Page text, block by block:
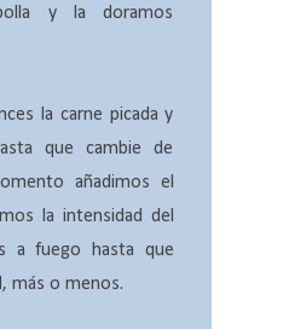
y la doramos
la carne picada y
que cambie de
añadimos el
la intensidad del
a fuego hasta que
más o menos.